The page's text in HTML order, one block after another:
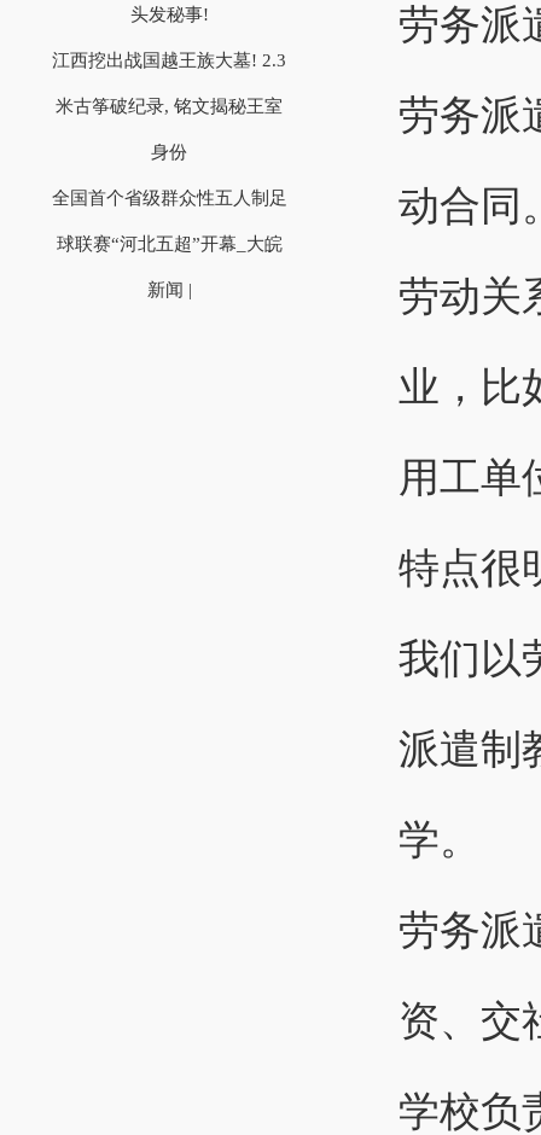
头发秘事!
江西挖出战国越王族大墓! 2.3
米古筝破纪录, 铭文揭秘王室
身份
全国首个省级群众性五人制足
球联赛“河北五超”开幕_大皖
新闻 |
劳务派
劳务派
动合同
劳动关
业，比
用工单
特点很
我们以
派遣制
学。
劳务派
资、交
学校负